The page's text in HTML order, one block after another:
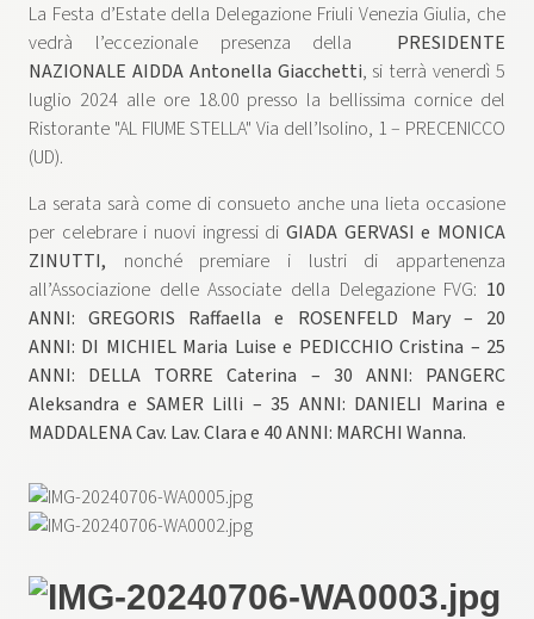
La Festa d’Estate della Delegazione Friuli Venezia Giulia, che
vedrà l’eccezionale presenza della PRESIDENTE
NAZIONALE AIDDA Antonella Giacchetti, si terrà venerdì 5
luglio 2024 alle ore 18.00 presso la bellissima cornice del
Ristorante "AL FIUME STELLA" Via dell’Isolino, 1 – PRECENICCO
(UD).
La serata sarà come di consueto anche una lieta occasione
per celebrare i nuovi ingressi di GIADA GERVASI e MONICA
ZINUTTI, nonché premiare i lustri di appartenenza
all’Associazione delle Associate della Delegazione FVG: 10
ANNI: GREGORIS Raffaella e ROSENFELD Mary – 20
ANNI: DI MICHIEL Maria Luise e PEDICCHIO Cristina – 25
ANNI: DELLA TORRE Caterina – 30 ANNI: PANGERC
Aleksandra e SAMER Lilli – 35 ANNI: DANIELI Marina e
MADDALENA Cav. Lav. Clara e 40 ANNI: MARCHI Wanna.